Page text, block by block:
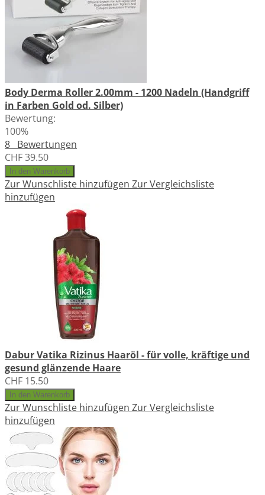
Body Derma Roller 2.00mm - 1200 Nadeln (Handgriff
in Farben Gold od. Silber)
Bewertung:
100%
8 Bewertungen
CHF 39.50
In den Warenkorb
Zur Wunschliste hinzufügen Zur Vergleichsliste
hinzufügen
Dabur Vatika Rizinus Haaröl - für volle, kräftige und
gesund glänzende Haare
CHF 15.50
In den Warenkorb
Zur Wunschliste hinzufügen Zur Vergleichsliste
hinzufügen